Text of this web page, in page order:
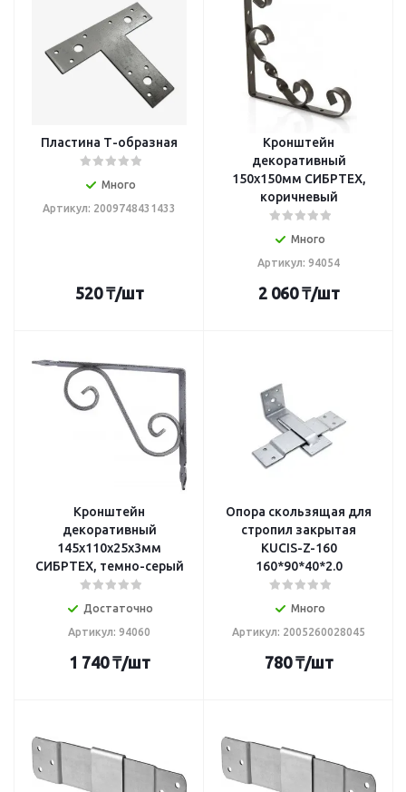
Пластина Т-образная
Много
Артикул: 2009748431433
520₸/шт
Кронштейн
декоративный
150х150мм СИБРТЕХ,
коричневый
Много
Артикул: 94054
2 060₸/шт
Кронштейн
декоративный
145х110х25х3мм
СИБРТЕХ, темно-серый
Достаточно
Артикул: 94060
1 740₸/шт
Опора скользящая для
стропил закрытая
KUCIS-Z-160
160*90*40*2.0
Много
Артикул: 2005260028045
780₸/шт